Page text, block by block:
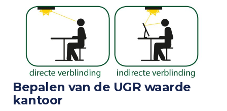
Bepalen van de UGR waarde
kantoor